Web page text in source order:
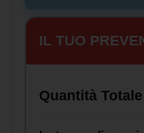
IL TUO
Quantità Totale